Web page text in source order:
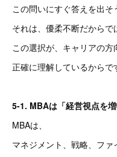
この問いにすぐ答えを出そ
それは、優柔不断だからで
この選択が、キャリアの
正確に理解しているからで
5-1. MBAは「経営視点を
MBAは、
マネジメント、戦略、フ